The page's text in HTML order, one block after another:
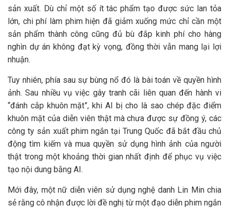
sản xuất. Dù chỉ một số ít tác phẩm tạo được sức lan tỏa
lớn, chi phí làm phim hiện đã giảm xuống mức chỉ cần một
sản phẩm thành công cũng đủ bù đắp kinh phí cho hàng
nghìn dự án không đạt kỳ vọng, đồng thời vẫn mang lại lợi
nhuận.
Tuy nhiên, phía sau sự bùng nổ đó là bài toán về quyền hình
ảnh. Sau nhiều vụ việc gây tranh cãi liên quan đến hành vi
“đánh cắp khuôn mặt”, khi AI bị cho là sao chép đặc điểm
khuôn mặt của diễn viên thật mà chưa được sự đồng ý, các
công ty sản xuất phim ngắn tại Trung Quốc đã bắt đầu chủ
động tìm kiếm và mua quyền sử dụng hình ảnh của người
thật trong một khoảng thời gian nhất định để phục vụ việc
tạo nội dung bằng AI.
Mới đây, một nữ diễn viên sử dụng nghệ danh Lin Min chia
sẻ rằng cô nhận được lời đề nghị từ một đạo diễn phim ngắn